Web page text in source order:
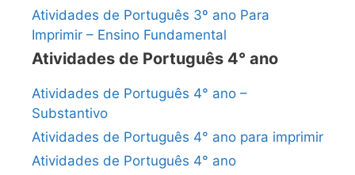
Atividades de Português 3º ano Para
Imprimir – Ensino Fundamental
Atividades de Português 4° ano
Atividades de Português 4° ano –
Substantivo
Atividades de Português 4° ano para imprimir
Atividades de Português 4° ano